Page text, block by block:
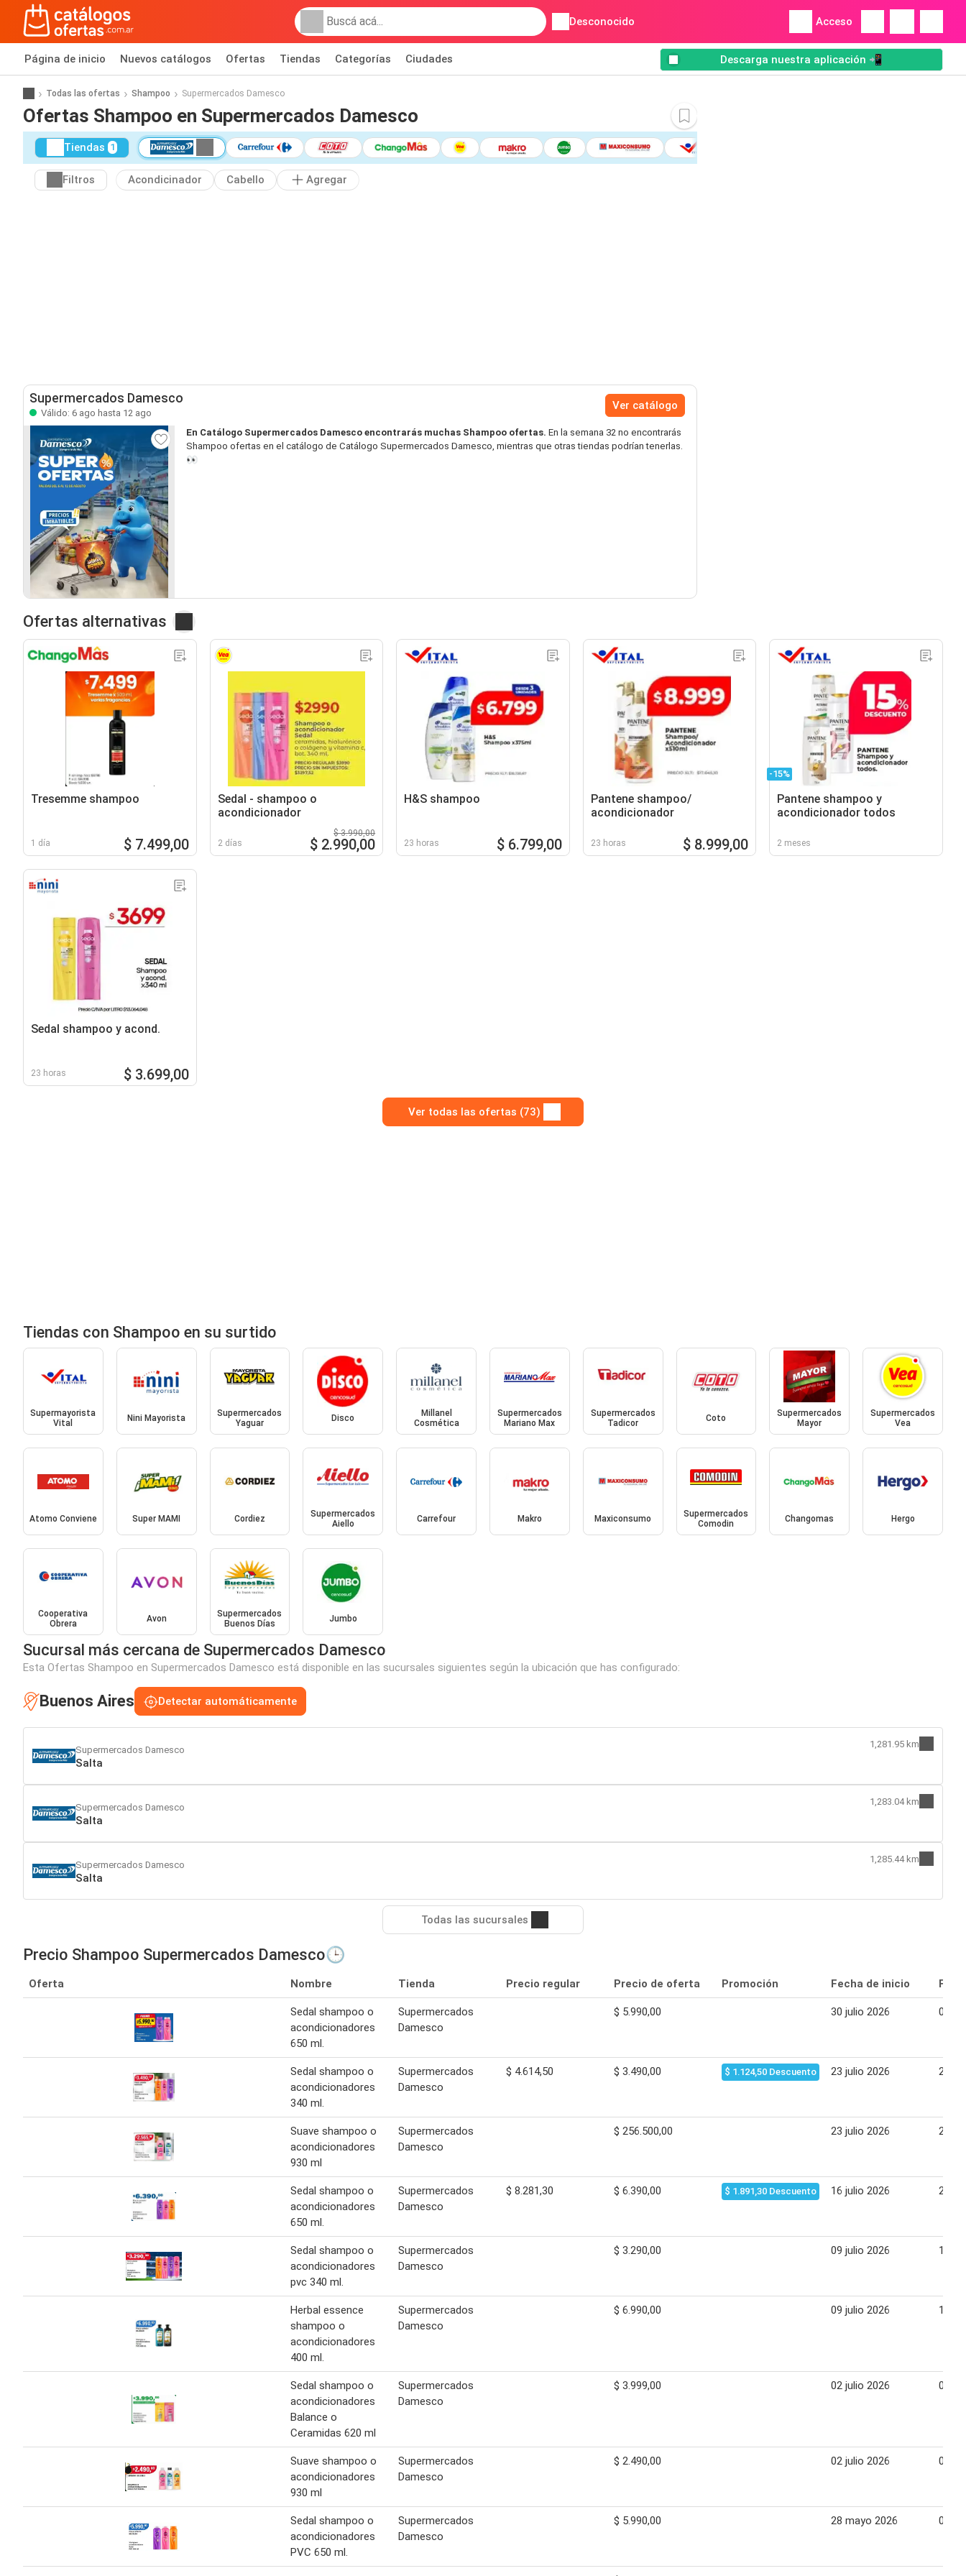
Desconocido Acceso
Página de inicio Nuevos catálogos Ofertas Tiendas Categorías Ciudades Descarga nuestra aplicación 📲
Todas las ofertas Shampoo Supermercados Damesco
Ofertas Shampoo en Supermercados Damesco
Tiendas 1
Filtros Acondicinador Cabello Agregar
Supermercados Damesco
Válido: 6 ago hasta 12 ago
Ver catálogo
En Catálogo Supermercados Damesco encontrarás muchas Shampoo ofertas. En la semana 32 no encontrarás
Shampoo ofertas en el catálogo de Catálogo Supermercados Damesco, mientras que otras tiendas podrían tenerlas.
👀
Ofertas alternativas
Tresemme shampoo
1 día $ 7.499,00
Sedal - shampoo o
acondicionador
2 días
$ 3.990,00
$ 2.990,00
H&S shampoo
23 horas $ 6.799,00
Pantene shampoo/
acondicionador
23 horas $ 8.999,00
-15%
Pantene shampoo y
acondicionador todos
2 meses
Sedal shampoo y acond.
23 horas $ 3.699,00
Ver todas las ofertas (73)
Tiendas con Shampoo en su surtido
Supermayorista
Vital
Nini Mayorista
Supermercados
Yaguar
Disco
Millanel
Cosmética
Supermercados
Mariano Max
Supermercados
Tadicor
Coto
Supermercados
Mayor
Supermercados
Vea
Atomo Conviene Super MAMI Cordiez
Supermercados
Aiello
Carrefour Makro Maxiconsumo
Supermercados
Comodin
Changomas Hergo
Cooperativa
Obrera
Avon
Supermercados
Buenos Días
Jumbo
Sucursal más cercana de Supermercados Damesco
Esta Ofertas Shampoo en Supermercados Damesco está disponible en las sucursales siguientes según la ubicación que has configurado:
Buenos Aires Detectar automáticamente
Supermercados Damesco
Salta
1,281.95 km
Supermercados Damesco
Salta
1,283.04 km
Supermercados Damesco
Salta
1,285.44 km
Todas las sucursales
Precio Shampoo Supermercados Damesco🕒
Oferta Nombre Tienda Precio regular Precio de oferta Promoción Fecha de inicio
Sedal shampoo o
acondicionadores
650 ml.
Supermercados
Damesco
$ 5.990,00 30 julio 2026 05
Sedal shampoo o
acondicionadores
340 ml.
Supermercados
Damesco
$ 4.614,50 $ 3.490,00 $ 1.124,50 Descuento 23 julio 2026 29
Suave shampoo o
acondicionadores
930 ml
Supermercados
Damesco
$ 256.500,00 23 julio 2026 29
Sedal shampoo o
acondicionadores
650 ml.
Supermercados
Damesco
$ 8.281,30 $ 6.390,00 $ 1.891,30 Descuento 16 julio 2026 22
Sedal shampoo o
acondicionadores
pvc 340 ml.
Supermercados
Damesco
$ 3.290,00 09 julio 2026 15
Herbal essence
shampoo o
acondicionadores
400 ml.
Supermercados
Damesco
$ 6.990,00 09 julio 2026 15
Sedal shampoo o
acondicionadores
Balance o
Ceramidas 620 ml
Supermercados
Damesco
$ 3.999,00 02 julio 2026 08
Suave shampoo o
acondicionadores
930 ml
Supermercados
Damesco
$ 2.490,00 02 julio 2026 08
Sedal shampoo o
acondicionadores
PVC 650 ml.
Supermercados
Damesco
$ 5.990,00 28 mayo 2026 03